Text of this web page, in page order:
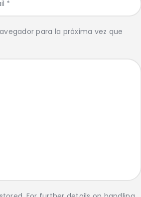
para la próxima vez que